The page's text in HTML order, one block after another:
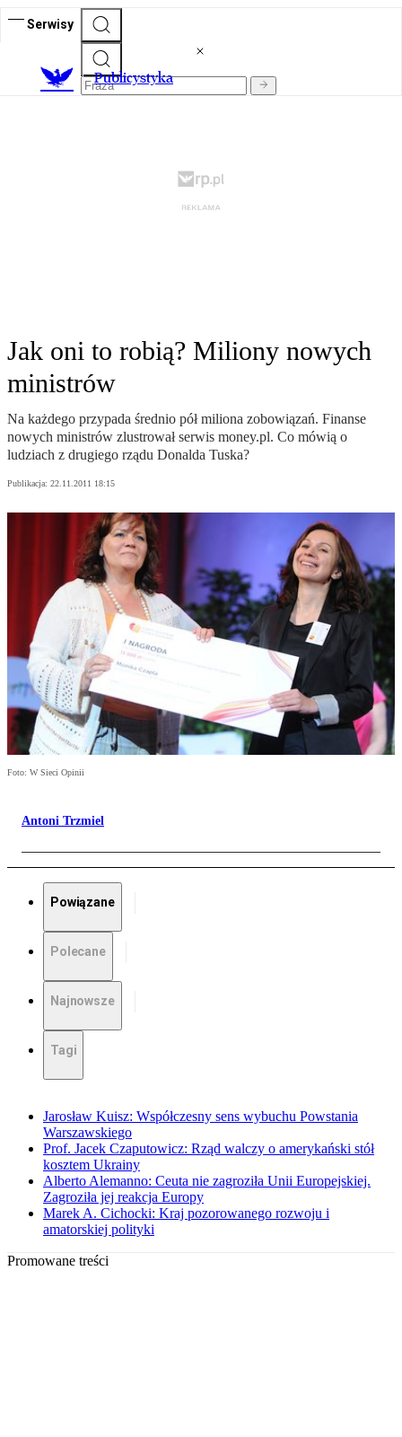
Serwisy
Publicystyka
Jak oni to robią? Miliony nowych
ministrów
Na każdego przypada średnio pół miliona zobowiązań. Finanse
nowych ministrów zlustrował serwis money.pl. Co mówią o
ludziach z drugiego rządu Donalda Tuska?
Publikacja: 22.11.2011 18:15
Foto: W Sieci Opinii
Antoni Trzmiel
Powiązane
Polecane
Najnowsze
Tagi
Jarosław Kuisz: Współczesny sens wybuchu Powstania
Warszawskiego
Prof. Jacek Czaputowicz: Rząd walczy o amerykański stół
kosztem Ukrainy
Alberto Alemanno: Ceuta nie zagroziła Unii Europejskiej.
Zagroziła jej reakcja Europy
Marek A. Cichocki: Kraj pozorowanego rozwoju i
amatorskiej polityki
Promowane treści